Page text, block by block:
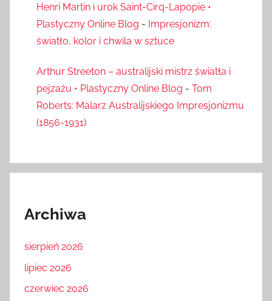
Henri Martin i urok Saint-Cirq-Lapopie •
Plastyczny Online Blog - Impresjonizm:
światło, kolor i chwila w sztuce
Arthur Streeton – australijski mistrz światła i
pejzażu • Plastyczny Online Blog - Tom
Roberts: Malarz Australijskiego Impresjonizmu
(1856-1931)
Archiwa
sierpień 2026
lipiec 2026
czerwiec 2026